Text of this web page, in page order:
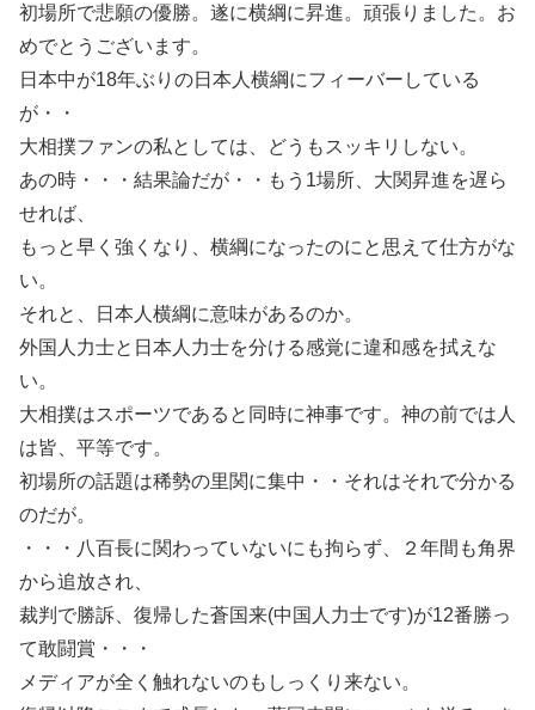
初場所で悲願の優勝。遂に横綱に昇進。頑張りました。お
めでとうございます。
日本中が18年ぶりの日本人横綱にフィーバーしている
が・・
大相撲ファンの私としては、どうもスッキリしない。
あの時・・・結果論だが・・もう1場所、大関昇進を遅ら
せれば、
もっと早く強くなり、横綱になったのにと思えて仕方がな
い。
それと、日本人横綱に意味があるのか。
外国人力士と日本人力士を分ける感覚に違和感を拭えな
い。
大相撲はスポーツであると同時に神事です。神の前では人
は皆、平等です。
初場所の話題は稀勢の里関に集中・・それはそれで分かる
のだが。
・・・八百長に関わっていないにも拘らず、２年間も角界
から追放され、
裁判で勝訴、復帰した蒼国来(中国人力士です)が12番勝っ
て敢闘賞・・・
メディアが全く触れないのもしっくり来ない。